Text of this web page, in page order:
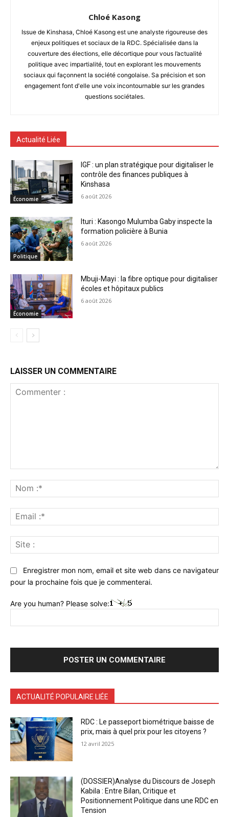
Chloé Kasong
Issue de Kinshasa, Chloé Kasong est une analyste rigoureuse des
enjeux politiques et sociaux de la RDC. Spécialisée dans la
couverture des élections, elle décortique pour vous l’actualité
politique avec impartialité, tout en explorant les mouvements
sociaux qui façonnent la société congolaise. Sa précision et son
engagement font d'elle une voix incontournable sur les grandes
questions sociétales.
Actualité Liée
Économie
IGF : un plan stratégique pour digitaliser le
contrôle des finances publiques à
Kinshasa
6 août 2026
Politique
Ituri : Kasongo Mulumba Gaby inspecte la
formation policière à Bunia
6 août 2026
Économie
Mbuji-Mayi : la fibre optique pour digitaliser
écoles et hôpitaux publics
6 août 2026
LAISSER UN COMMENTAIRE
:*
:*
:
Enregistrer mon nom, email et site web dans ce navigateur
pour la prochaine fois que je commenterai.
Are you human? Please solve:
ACTUALITÉ POPULAIRE LIÉE
RDC : Le passeport biométrique baisse de
prix, mais à quel prix pour les citoyens ?
12 avril 2025
(DOSSIER)Analyse du Discours de Joseph
Kabila : Entre Bilan, Critique et
Positionnement Politique dans une RDC en
Tension